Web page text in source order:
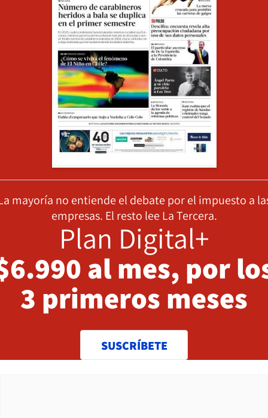
mayoría no entiende el debate por el impuesto a
empresas. El resto lee La Tercera.
Plan Digital+
al mes, por
3 primeros meses
SUSCRÍBETE